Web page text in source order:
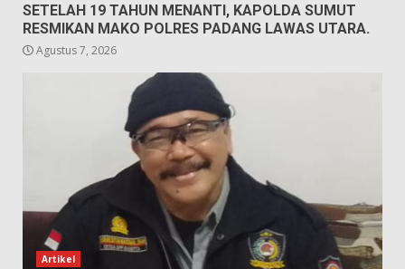
SETELAH 19 TAHUN MENANTI, KAPOLDA SUMUT
RESMIKAN MAKO POLRES PADANG LAWAS UTARA.
Agustus 7, 2026
Artikel